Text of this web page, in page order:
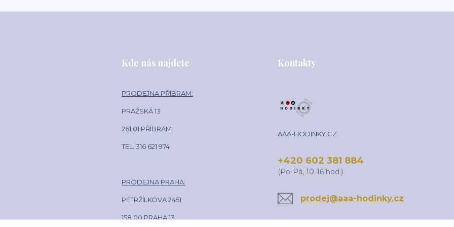
Kde nás najdete
PRODEJNA PŘÍBRAM:
PRAŽSKÁ 13
261 01 PŘÍBRAM
TEL. 316 621 974
PRODEJNA PRAHA:
PETRŽÍLKOVA 2451
158 00 PRAHA 13
Kontakty
AAA-HODINKY.CZ
+420 602 381 884
(Po-Pá, 10-16 hod.)
prodej@aaa-hodinky.cz